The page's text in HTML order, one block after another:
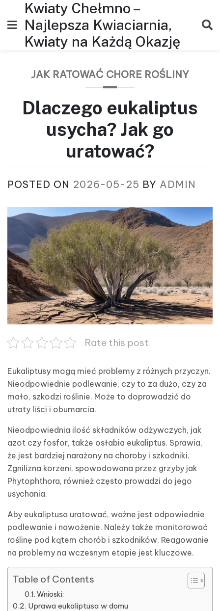
content
Kwiaty Chełmno –
Najlepsza Kwiaciarnia,
Kwiaty na Każdą Okazję
JAK RATOWAĆ CHORE ROŚLINY
Dlaczego eukaliptus
usycha? Jak go
uratować?
POSTED ON 2026-05-25 BY ADMIN
Rate this post
Eukaliptusy mogą mieć problemy z różnych przyczyn.
Nieodpowiednie podlewanie, czy to za dużo, czy za
mało, szkodzi roślinie. Może to doprowadzić do
utraty liści i obumarcia.
Nieodpowiednia ilość składników odżywczych, jak
azot czy fosfor, także osłabia eukaliptus. Sprawia,
że jest bardziej narażony na choroby i szkodniki.
Zgnilizna korzeni, spowodowana przez grzyby jak
Phytophthora, również często prowadzi do jego
usychania.
Aby eukaliptusa uratować, ważne jest odpowiednie
podlewanie i nawożenie. Należy także monitorować
roślinę pod kątem chorób i szkodników. Reagowanie
na problemy na wczesnym etapie jest kluczowe.
Table of Contents
Wnioski:
Uprawa eukaliptusa w domu